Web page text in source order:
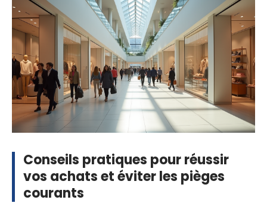
Conseils pratiques pour réussir
vos achats et éviter les pièges
courants